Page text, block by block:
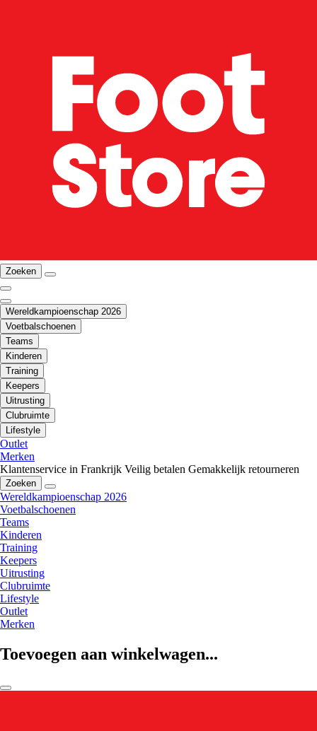
Zoeken
Wereldkampioenschap 2026
Voetbalschoenen
Teams
Kinderen
Training
Keepers
Uitrusting
Clubruimte
Lifestyle
Outlet
Merken
Klantenservice in Frankrijk Veilig betalen Gemakkelijk retourneren
Zoeken
Wereldkampioenschap 2026
Voetbalschoenen
Teams
Kinderen
Training
Keepers
Uitrusting
Clubruimte
Lifestyle
Outlet
Merken
Toevoegen aan winkelwagen...